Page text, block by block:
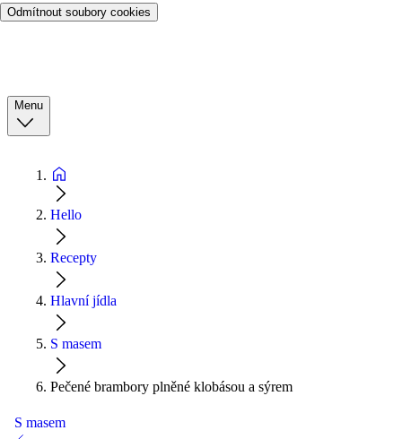
Odmítnout soubory cookies
Menu
Hello
Recepty
Hlavní jídla
S masem
Pečené brambory plněné klobásou a sýrem
S masem